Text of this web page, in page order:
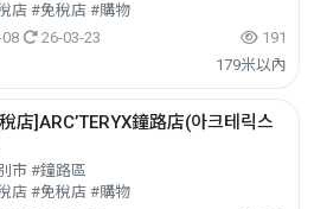
店 #免稅店 #購物
26-03-23
191
179米以內
店]ARC’TERYX鐘路店(아크테릭스
市 #鐘路區
店 #免稅店 #購物